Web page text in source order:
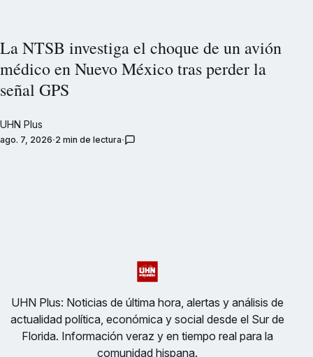
La NTSB investiga el choque de un avión
médico en Nuevo México tras perder la
señal GPS
UHN Plus
ago. 7, 2026 2 min de lectura
UHN Plus: Noticias de última hora, alertas y análisis de
actualidad política, económica y social desde el Sur de
Florida. Información veraz y en tiempo real para la
comunidad hispana.